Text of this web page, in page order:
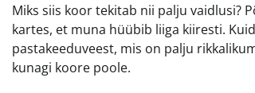
Miks siis koor tekitab nii palju vaidlusi?
kartes, et muna hüübib liiga kiiresti.
pastakeeduveest, mis on palju
kunagi koore poole.